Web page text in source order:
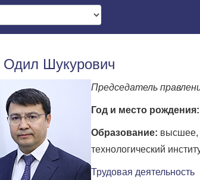
Шукурович
Председатель
Год и место рождения:
Образование: высшее,
технологический
Трудовая деятельность